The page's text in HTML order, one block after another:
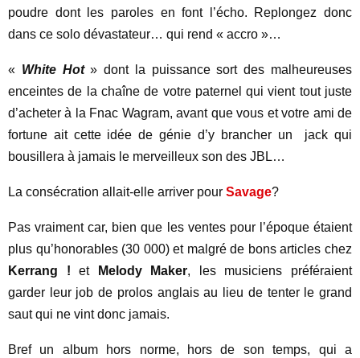
poudre dont les paroles en font l’écho. Replongez donc
dans ce solo dévastateur… qui rend « accro »…
« White Hot » dont la puissance sort des malheureuses
enceintes de la chaîne de votre paternel qui vient tout juste
d’acheter à la Fnac Wagram, avant que vous et votre ami de
fortune ait cette idée de génie d’y brancher un jack qui
bousillera à jamais le merveilleux son des JBL…
La consécration allait-elle arriver pour Savage?
Pas vraiment car, bien que les ventes pour l’époque étaient
plus qu’honorables (30 000) et malgré de bons articles chez
Kerrang ! et Melody Maker, les musiciens préféraient
garder leur job de prolos anglais au lieu de tenter le grand
saut qui ne vint donc jamais.
Bref un album hors norme, hors de son temps, qui a